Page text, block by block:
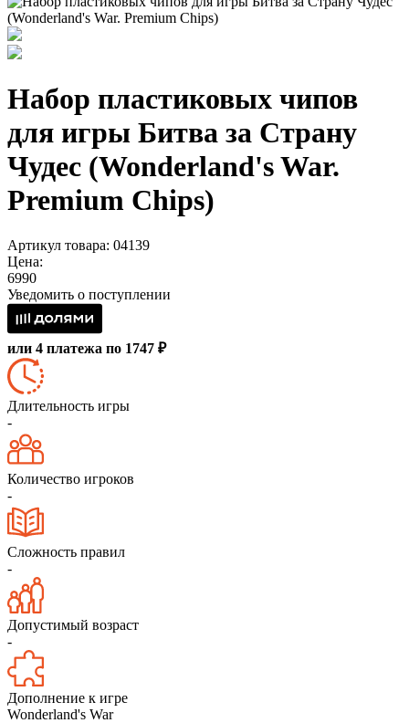
Набор пластиковых чипов
для игры Битва за Страну
Чудес (Wonderland's War.
Premium Chips)
Артикул товара: 04139
Цена:
6990
Уведомить о поступлении
или 4 платежа по 1747 ₽
Длительность игры
-
Количество игроков
-
Сложность правил
-
Допустимый возраст
-
Дополнение к игре
Wonderland's War